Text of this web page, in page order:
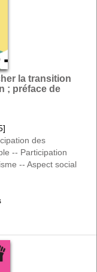
la transition
; préface de
des
-- Participation
-- Aspect social